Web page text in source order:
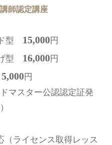
師認定講座
型 15,000円
型 16,000円
5,000円
マスター公認認定証発
（ライセンス取得レッス